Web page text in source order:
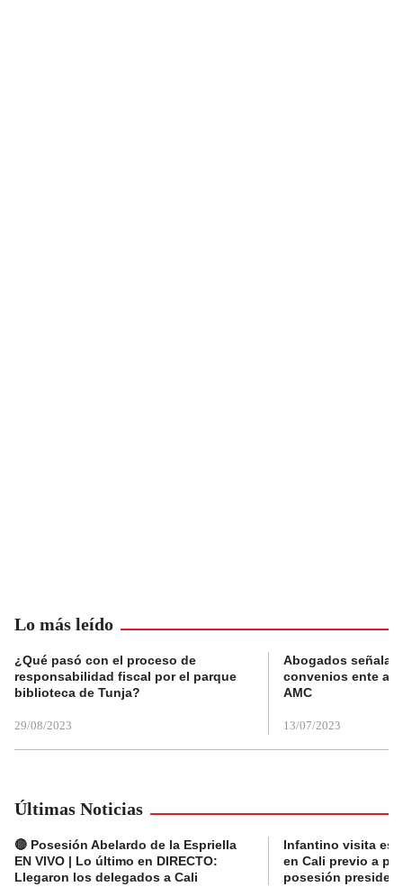
Lo más leído
¿Qué pasó con el proceso de
responsabilidad fiscal por el parque
biblioteca de Tunja?
29/08/2023
Abogados
convenios ente
AMC
13/07/2023
Últimas Noticias
🔴 Posesión Abelardo de la Espriella
EN VIVO | Lo último en DIRECTO:
Llegaron los delegados a Cali
Infantino visita
en Cali previo a
posesión